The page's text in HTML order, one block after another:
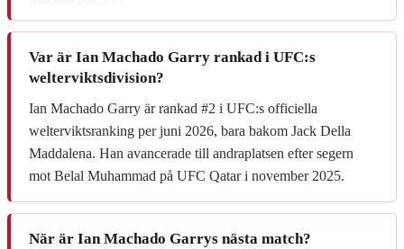
Var är Ian Machado Garry rankad i UFC:s
welterviktsdivision?
Ian Machado Garry är rankad #2 i UFC:s officiella
welterviktsranking per juni 2026, bara bakom Jack Della
Maddalena. Han avancerade till andraplatsen efter segern
mot Belal Muhammad på UFC Qatar i november 2025.
När är Ian Machado Garrys nästa match?